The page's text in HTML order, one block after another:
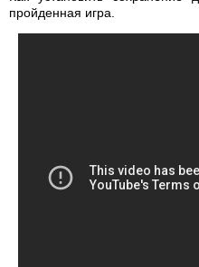
пройденная игра.